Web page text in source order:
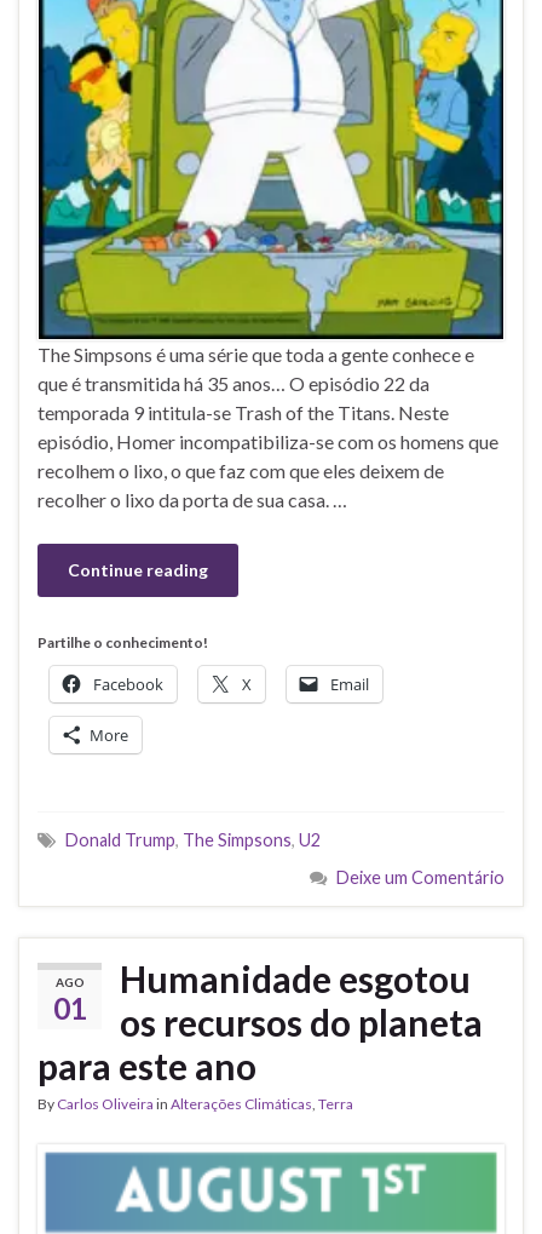
The Simpsons é uma série que toda a gente conhece e
que é transmitida há 35 anos… O episódio 22 da
temporada 9 intitula-se Trash of the Titans. Neste
episódio, Homer incompatibiliza-se com os homens que
recolhem o lixo, o que faz com que eles deixem de
recolher o lixo da porta de sua casa. …
Continue reading
Partilhe o conhecimento!
Facebook X Email
More
Donald Trump, The Simpsons, U2
Deixe um Comentário
AGO
01
Humanidade esgotou
os recursos do planeta
para este ano
By Carlos Oliveira in Alterações Climáticas, Terra